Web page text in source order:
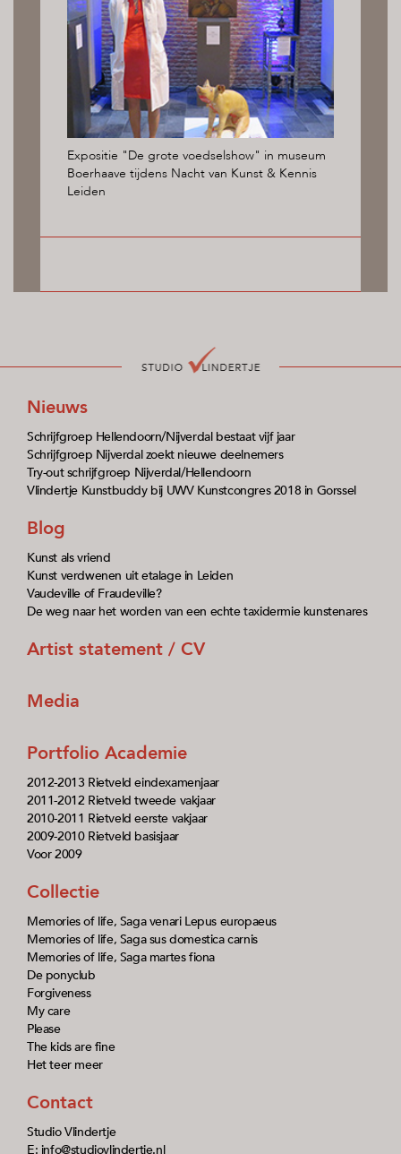
Expositie "De grote voedselshow" in museum
Boerhaave tijdens Nacht van Kunst & Kennis
Leiden
Nieuws
Schrijfgroep Hellendoorn/Nijverdal bestaat vijf jaar
Schrijfgroep Nijverdal zoekt nieuwe deelnemers
Try-out schrijfgroep Nijverdal/Hellendoorn
Vlindertje Kunstbuddy bij UWV Kunstcongres 2018 in Gorssel
Blog
Kunst als vriend
Kunst verdwenen uit etalage in Leiden
Vaudeville of Fraudeville?
De weg naar het worden van een echte taxidermie kunstenares
Artist statement / CV
Media
Portfolio Academie
2012-2013 Rietveld eindexamenjaar
2011-2012 Rietveld tweede vakjaar
2010-2011 Rietveld eerste vakjaar
2009-2010 Rietveld basisjaar
Voor 2009
Collectie
Memories of life, Saga venari Lepus europaeus
Memories of life, Saga sus domestica carnis
Memories of life, Saga martes fiona
De ponyclub
Forgiveness
My care
Please
The kids are fine
Het teer meer
Contact
Studio Vlindertje
E: info@studiovlindertje.nl